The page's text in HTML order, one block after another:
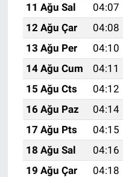
11 Ağu Sal
04:07
12 Ağu Çar
04:08
13 Ağu Per
04:10
14 Ağu Cum
04:11
15 Ağu Cts
04:12
16 Ağu Paz
04:14
17 Ağu Pts
04:15
18 Ağu Sal
04:16
19 Ağu Çar
04:18